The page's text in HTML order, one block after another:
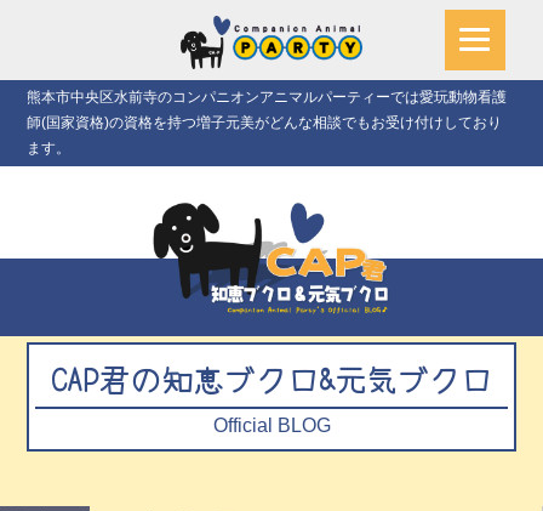
熊本市中央区水前寺のコンパニオンアニマルパーティーでは愛玩動物看護
師(国家資格)の資格を持つ増子元美がどんな相談でもお受け付けしており
ます。
CAP君の知恵ブクロ&元気ブクロ
Official BLOG